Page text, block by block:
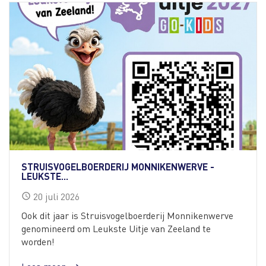
STRUISVOGELBOERDERIJ MONNIKENWERVE -
LEUKSTE...
schedule 20 juli 2026
Ook dit jaar is Struisvogelboerderij Monnikenwerve
genomineerd om Leukste Uitje van Zeeland te
worden!